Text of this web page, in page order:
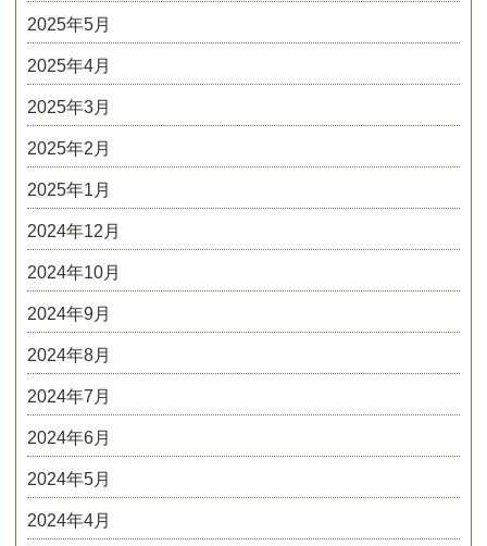
2025年5月
2025年4月
2025年3月
2025年2月
2025年1月
2024年12月
2024年10月
2024年9月
2024年8月
2024年7月
2024年6月
2024年5月
2024年4月